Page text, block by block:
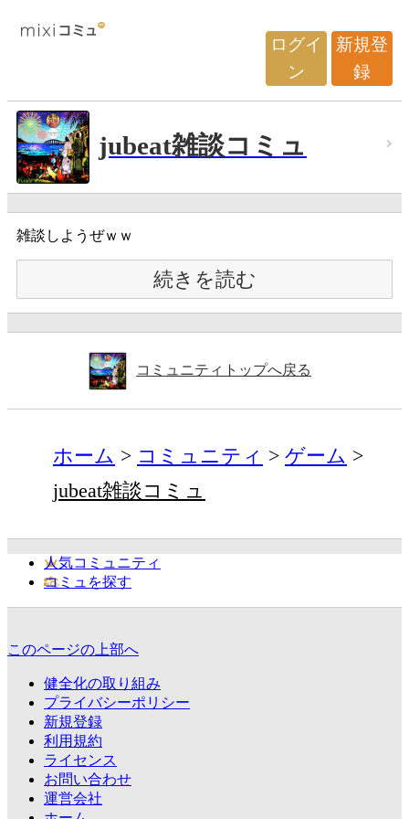
ログイ
ン
新規登
録
jubeat雑談コミュ
雑談しようぜｗｗ
続きを読む
コミュニティトップへ戻る
ホーム コミュニティ
ゲーム
jubeat雑談コミュ
人気コミュニティ
コミュを探す
このページの上部へ
健全化の取り組み
プライバシーポリシー
新規登録
利用規約
ライセンス
お問い合わせ
運営会社